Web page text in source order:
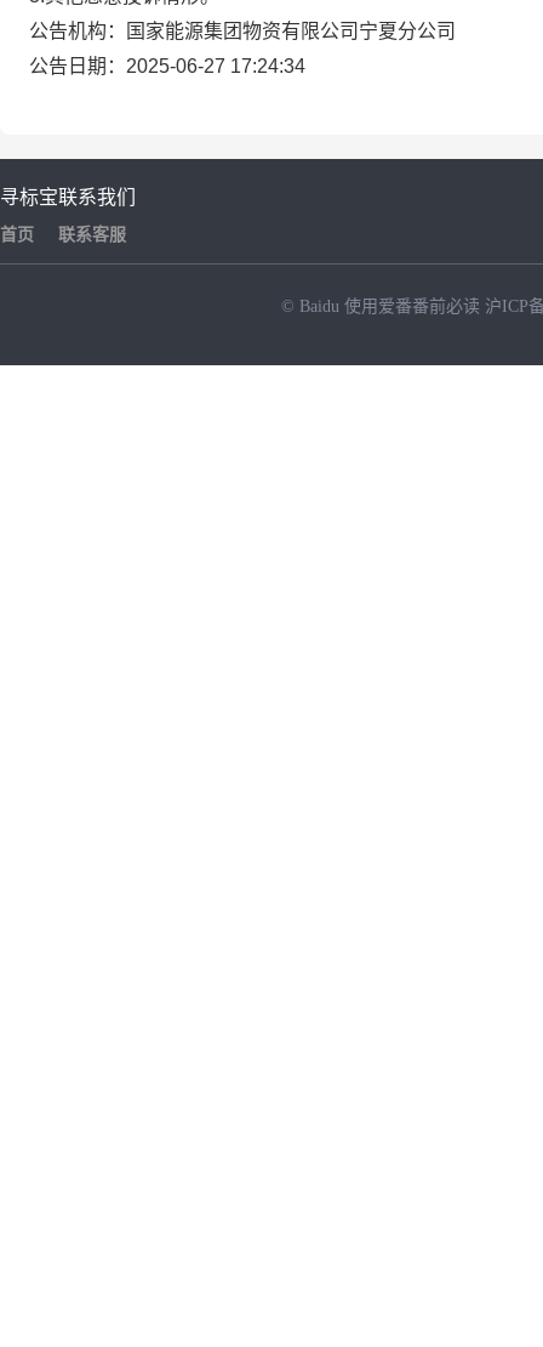
公告机构：国家能源集团物资有限公司宁夏分公司
公告日期：2025-06-27 17:24:34
寻标宝
首页
联系我们
联系客服
© Baidu 使用爱番番前必读 沪ICP